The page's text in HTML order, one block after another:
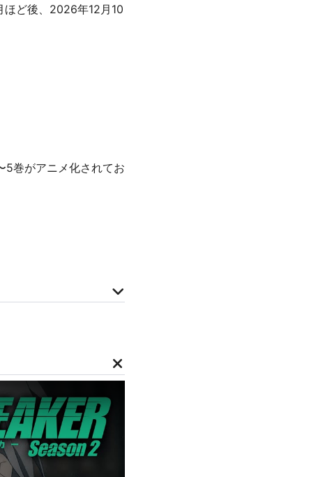
ほど後、2026年12月10
5巻がアニメ化されてお